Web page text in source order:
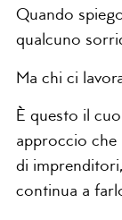
Quando
qualcuno
Ma chi ci
È questo il
approccio che
di
continua a